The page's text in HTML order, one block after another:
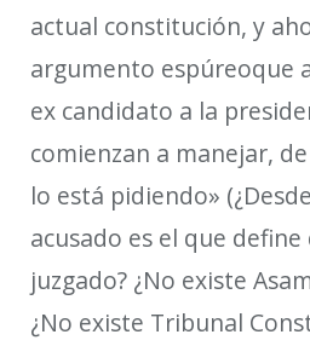
actual constitución, y
argumento espúreoque
ex candidato a la
comienzan a manejar,
lo está pidiendo»
acusado es el que define
juzgado? ¿No existe
¿No existe Tribunal